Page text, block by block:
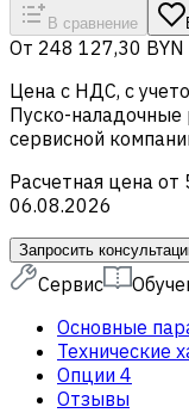
В сравнение
От 248 127,30 BYN
Цена c НДС, с
Пуско-наладочные
сервисной
Расчетная цена от
06.08.2026
Запросить
Сервис
Основные
Технические
Опции 4
Отзывы